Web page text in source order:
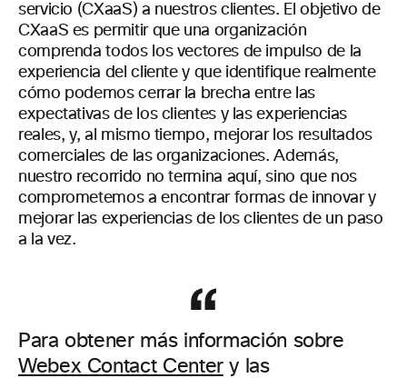
servicio (CXaaS) a nuestros clientes. El objetivo de
CXaaS es permitir que una organización
comprenda todos los vectores de impulso de la
experiencia del cliente y que identifique realmente
cómo podemos cerrar la brecha entre las
expectativas de los clientes y las experiencias
reales, y, al mismo tiempo, mejorar los resultados
comerciales de las organizaciones. Además,
nuestro recorrido no termina aquí, sino que nos
comprometemos a encontrar formas de innovar y
mejorar las experiencias de los clientes de un paso
a la vez.
Para obtener más información sobre
Webex Contact Centery las